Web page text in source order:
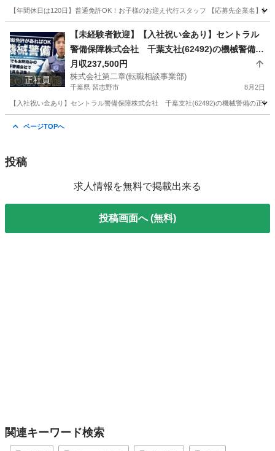
【年間休日は120日】普通免許OK！お子様のお迎え代行スタッフ 【応募先企業名】
ドライバー 未経験
正社員
【未経験者歓迎】【入社祝い金あり】セントラル
警備保障株式会社 千葉支社(62492)の機械警備の
正社員 - 京成津田沼駅 千葉県習志野市(京成津田
沼)機械警備
月収237,500円
株式会社第二章(転職相談事業部)
千葉県 習志野市 8月2日
【入社祝い金あり】セントラル警備保障株式会社 千葉支社(62492)の機械警備の正
ページTOPへ
投稿
求人情報を無料で掲載出来る
投稿画面へ (無料)
関連キーワード検索